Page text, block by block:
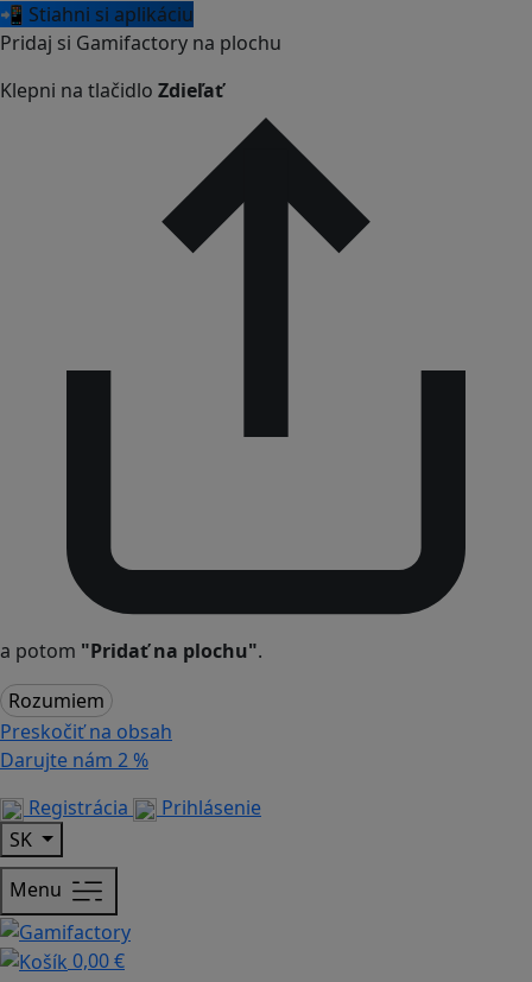
📲 Stiahni si aplikáciu
Pridaj si Gamifactory na plochu
Klepni na tlačidlo Zdieľať
a potom "Pridať na plochu".
Rozumiem
Preskočiť na obsah
Darujte nám 2 %
Registrácia
Prihlásenie
SK
Menu
0,00 €